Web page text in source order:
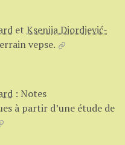
et Ksenija Djordjević-
vepse.
: Notes
à partir d’une étude de